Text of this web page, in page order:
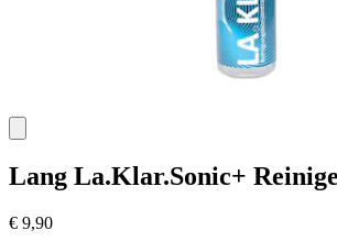
Lang La.Klar.Sonic+
€ 9,90